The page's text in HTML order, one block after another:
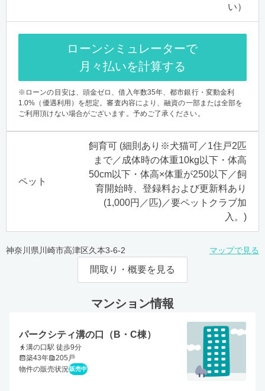
い）
ローンシミュレーターで
月々払いを計算する
※ローンの目安は、頭金ゼロ、借入年数35年、都市銀行・変動金利
1.0%（優遇利用）を想定。審査内容により、融資の一部または全部を
ご利用頂けない場合がございます。予めご了承ください。
ペット
飼育可 (細則あり※犬猫可／1住戸2匹
まで／成体時の体重10kg以下・体高
50cm以下・体高×体重が250以下／飼
育開始時、登録料および更新料あり
(1,000円／匹)／要ペットクラブ加
入。)
神奈川県川崎市高津区久本3-6-2 マップで見る
間取り・概要を見る
マンション情報
パークシティ溝の口（B・C棟）
溝の口駅 徒歩9分
築43年
205戸
物件の販売状況 販売中